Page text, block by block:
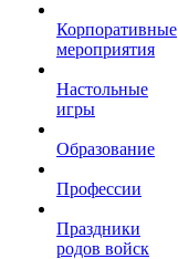
Корпоративные
мероприятия
Настольные
игры
Образование
Профессии
Праздники
родов войск